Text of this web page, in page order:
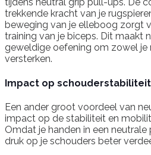
tijdens neutral grip pull-ups. De
trekkende kracht van je
beweging van je elleboog zorgt
training van je biceps. Dit maakt
geweldige oefening om zowel je
versterken.
Impact op
Een ander groot voordeel van
impact op de stabiliteit en
Omdat je handen in een
druk op je schouders beter